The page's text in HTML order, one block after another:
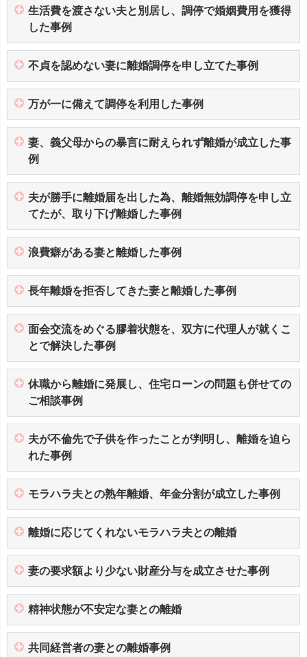
生活費を渡さない夫と別居し、調停で婚姻費用を獲得
した事例
不貞を認めない妻に離婚調停を申し立てた事例
万が一に備えて調停を利用した事例
妻、義父母からの暴言に耐えられず離婚が成立した事
例
夫が勝手に離婚届を出した為、離婚無効調停を申し立
てたが、取り下げ離婚した事例
浪費癖がある妻と離婚した事例
長年離婚を拒否してきた妻と離婚した事例
面会交流をめぐる膠着状態を、双方に代理人が就くこ
とで解決した事例
休職から離婚に発展し、住宅ローンの問題も併せての
ご相談事例
夫が不倫先で子供を作ったことが判明し、離婚を迫ら
れた事例
モラハラ夫との熟年離婚、年金分割が成立した事例
離婚に応じてくれないモラハラ夫との離婚
妻の要求額より少ない財産分与を成立させた事例
精神状態が不安定な妻との離婚
共同経営者の妻との離婚事例